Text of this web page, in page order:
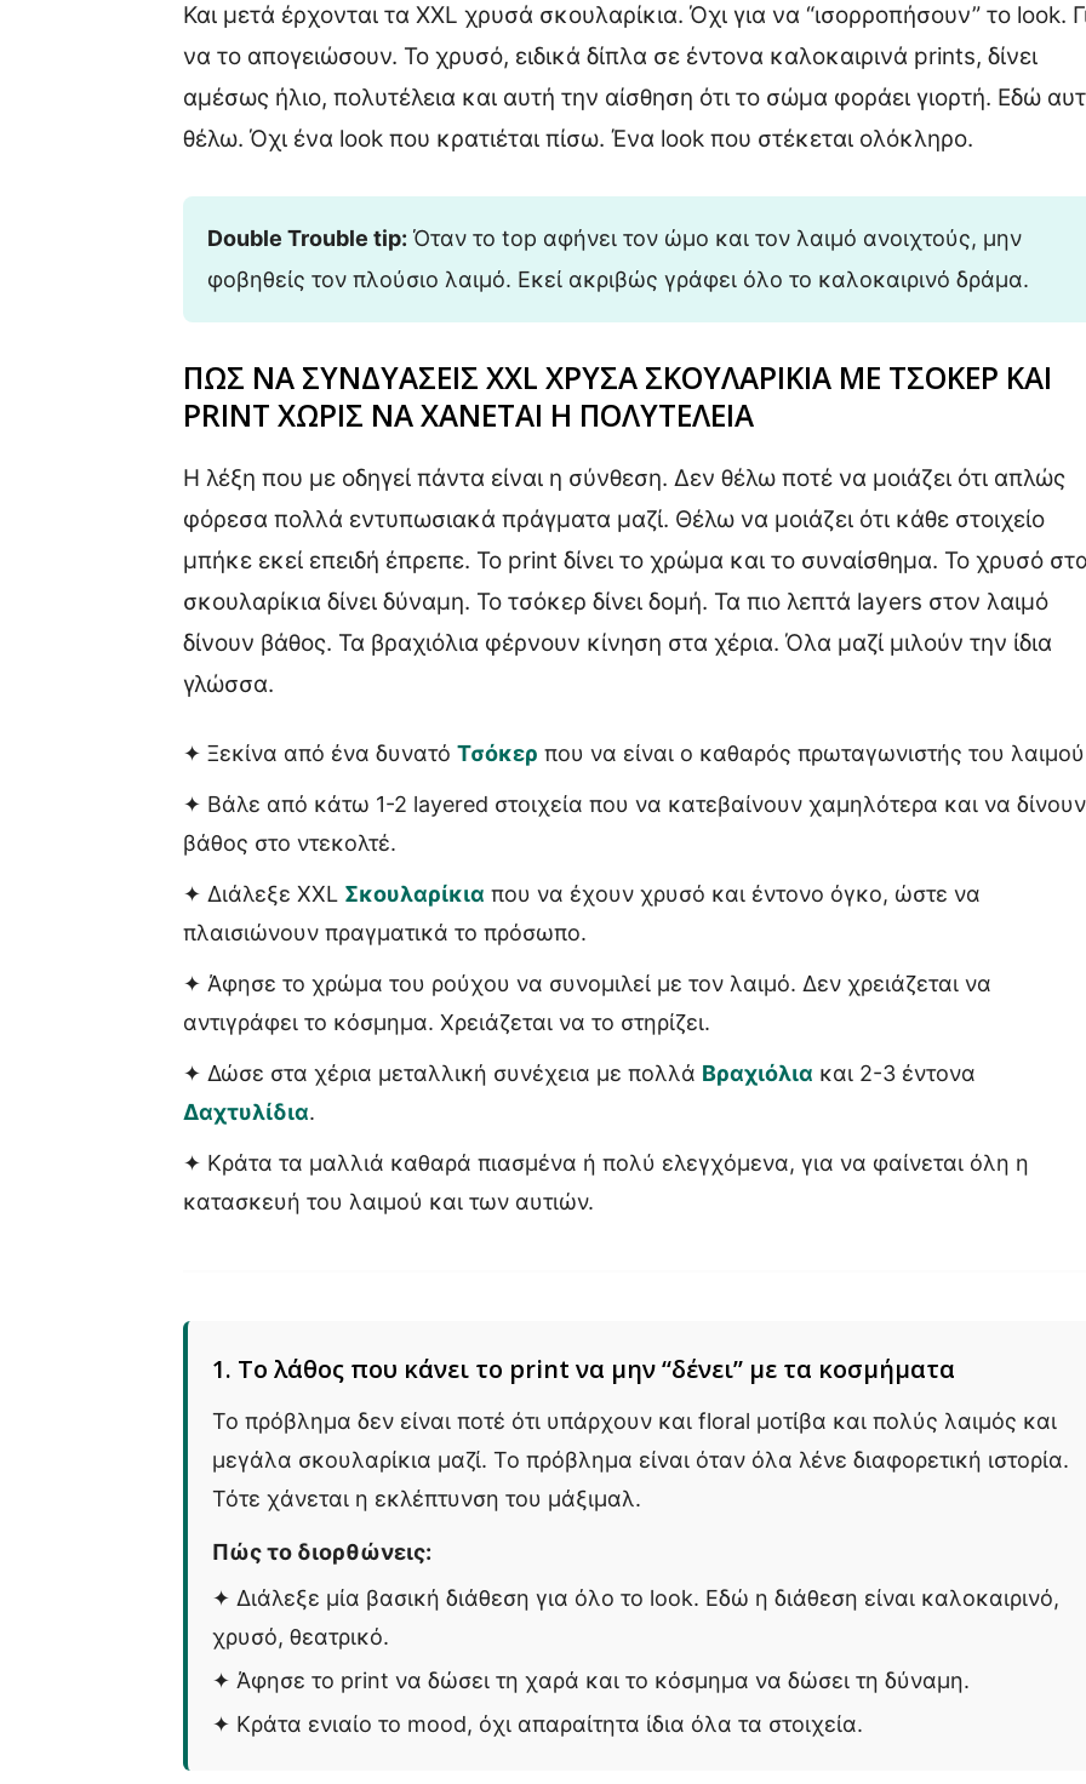
Και μετά έρχονται τα XXL χρυσά σκουλαρίκια. Όχι για να “ισορροπήσουν” το look.
να το απογειώσουν. Το χρυσό, ειδικά δίπλα σε έντονα καλοκαιρινά prints, δίνει
αμέσως ήλιο, πολυτέλεια και αυτή την αίσθηση ότι το σώμα φοράει γιορτή. Εδώ
θέλω. Όχι ένα look που κρατιέται πίσω. Ένα look που στέκεται ολόκληρο.
Double Trouble tip: Όταν το top αφήνει τον ώμο και τον λαιμό ανοιχτούς, μην
φοβηθείς τον πλούσιο λαιμό. Εκεί ακριβώς γράφει όλο το καλοκαιρινό δράμα.
ΠΩΣ ΝΑ ΣΥΝΔΥΑΣΕΙΣ XXL ΧΡΥΣΑ ΣΚΟΥΛΑΡΙΚΙΑ ΜΕ ΤΣΟΚΕΡ ΚΑΙ
PRINT ΧΩΡΙΣ ΝΑ ΧΑΝΕΤΑΙ Η ΠΟΛΥΤΕΛΕΙΑ
Η λέξη που με οδηγεί πάντα είναι η σύνθεση. Δεν θέλω ποτέ να μοιάζει ότι απλώς
φόρεσα πολλά εντυπωσιακά πράγματα μαζί. Θέλω να μοιάζει ότι κάθε στοιχείο
μπήκε εκεί επειδή έπρεπε. Το print δίνει το χρώμα και το συναίσθημα. Το χρυσό
σκουλαρίκια δίνει δύναμη. Το τσόκερ δίνει δομή. Τα πιο λεπτά layers στον λαιμό
δίνουν βάθος. Τα βραχιόλια φέρνουν κίνηση στα χέρια. Όλα μαζί μιλούν την ίδια
γλώσσα.
✦ Ξεκίνα από ένα δυνατό Τσόκερ που να είναι ο καθαρός πρωταγωνιστής του
✦ Βάλε από κάτω 1-2 layered στοιχεία που να κατεβαίνουν χαμηλότερα και να δίνουν
βάθος στο ντεκολτέ.
✦ Διάλεξε XXL Σκουλαρίκια που να έχουν χρυσό και έντονο όγκο, ώστε να
πλαισιώνουν πραγματικά το πρόσωπο.
✦ Άφησε το χρώμα του ρούχου να συνομιλεί με τον λαιμό. Δεν χρειάζεται να
αντιγράφει το κόσμημα. Χρειάζεται να το στηρίζει.
✦ Δώσε στα χέρια μεταλλική συνέχεια με πολλά Βραχιόλια και 2-3 έντονα
Δαχτυλίδια.
✦ Κράτα τα μαλλιά καθαρά πιασμένα ή πολύ ελεγχόμενα, για να φαίνεται όλη η
κατασκευή του λαιμού και των αυτιών.
1. Το λάθος που κάνει το print να μην “δένει” με τα κοσμήματα
Το πρόβλημα δεν είναι ποτέ ότι υπάρχουν και floral μοτίβα και πολύς λαιμός και
μεγάλα σκουλαρίκια μαζί. Το πρόβλημα είναι όταν όλα λένε διαφορετική ιστορία.
Τότε χάνεται η εκλέπτυνση του μάξιμαλ.
Πώς το διορθώνεις:
✦ Διάλεξε μία βασική διάθεση για όλο το look. Εδώ η διάθεση είναι καλοκαιρινό,
χρυσό, θεατρικό.
✦ Άφησε το print να δώσει τη χαρά και το κόσμημα να δώσει τη δύναμη.
✦ Κράτα ενιαίο το mood, όχι απαραίτητα ίδια όλα τα στοιχεία.